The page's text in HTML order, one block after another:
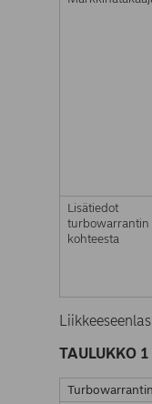
Lisätiedot
turbowarrantin
kohteesta
TAULUKKO 1